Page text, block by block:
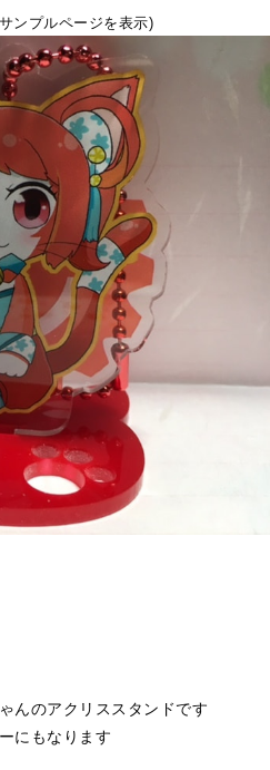
ンプルページを表示)
んのアクリススタンドです
にもなります